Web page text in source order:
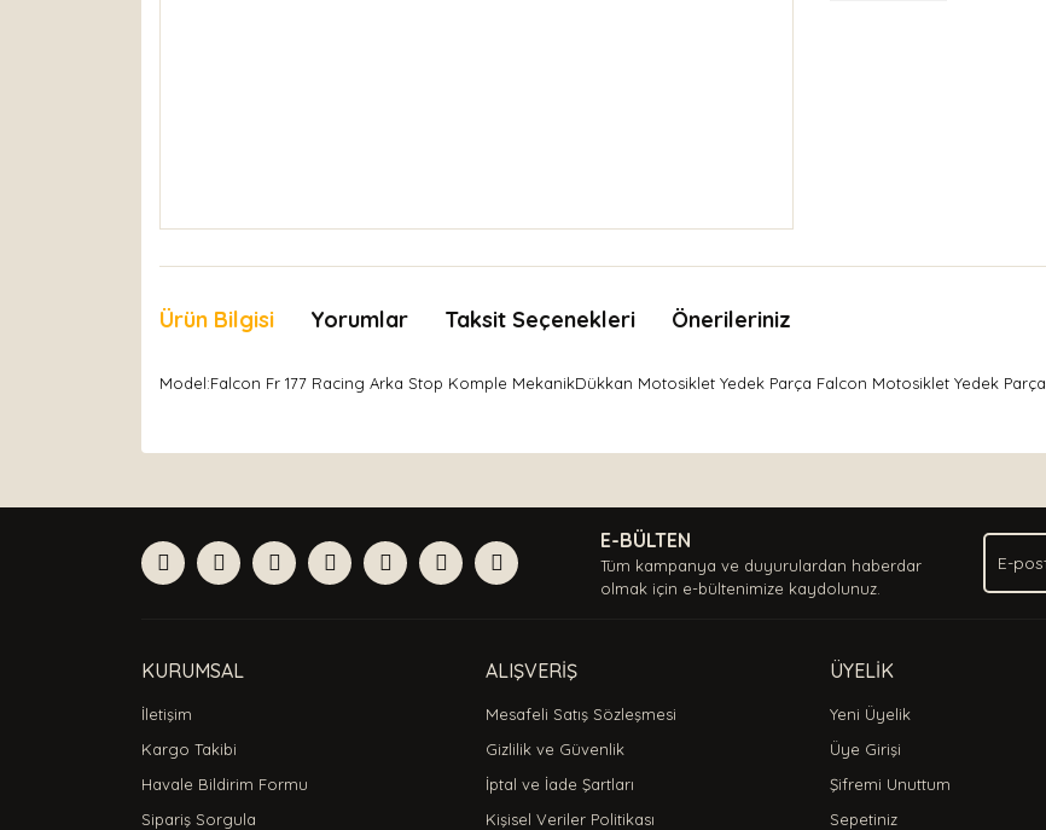
Ürün Bilgisi Yorumlar Taksit Seçenekleri Önerileriniz
Model:Falcon Fr 177 Racing Arka Stop Komple MekanikDükkan Motosiklet Yedek Parça Falcon Motosiklet Yedek Parça
Ürün açıklamasında eksik bilgiler bulunuyor.
Bu ürüne benzer farklı alternatifler olmalı.
Gönder
E-BÜLTEN
Tüm kampanya ve duyurulardan haberdar
olmak için e-bültenimize kaydolunuz.
KURUMSAL
İletişim
Kargo Takibi
Havale Bildirim Formu
Sipariş Sorgula
ALIŞVERİŞ
Mesafeli Satış Sözleşmesi
Gizlilik ve Güvenlik
İptal ve İade Şartları
Kişisel Veriler Politikası
ÜYELİK
Yeni Üyelik
Üye Girişi
Şifremi Unuttum
Sepetiniz